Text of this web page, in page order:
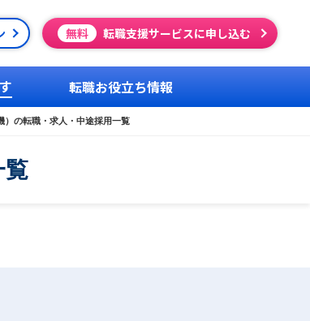
無料 転職支援サービスに申し込む
転職お役立ち情報
）の転職・求人・中途採用一覧
覧